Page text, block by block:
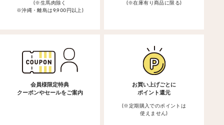
(※生馬肉除く
※沖縄・離島は9,900円以上)
(※在庫有り商品に限る)
会員様限定特典
クーポンやセールをご案内
お買い上げごとに
ポイント還元
(※定期購入でのポイントは
使えません)